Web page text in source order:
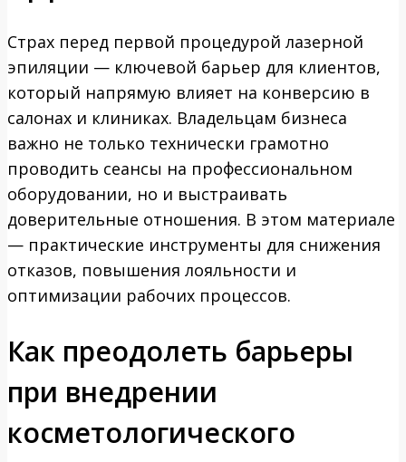
Страх перед первой процедурой лазерной
эпиляции — ключевой барьер для клиентов,
который напрямую влияет на конверсию в
салонах и клиниках. Владельцам бизнеса
важно не только технически грамотно
проводить сеансы на профессиональном
оборудовании, но и выстраивать
доверительные отношения. В этом материале
— практические инструменты для снижения
отказов, повышения лояльности и
оптимизации рабочих процессов.
Как преодолеть барьеры
при внедрении
косметологического